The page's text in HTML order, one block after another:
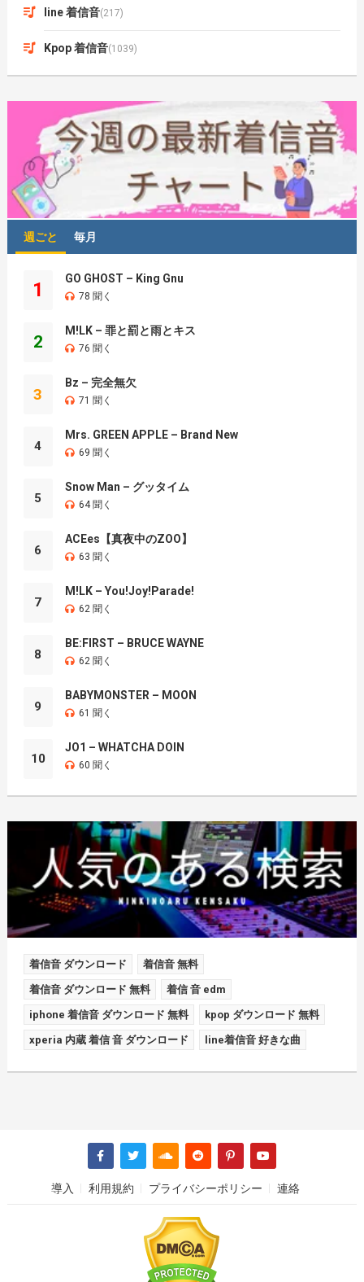
line 着信音(217)
Kpop 着信音(1039)
週ごと 毎月
1
GO GHOST – King Gnu
78 聞く
2
M!LK – 罪と罰と雨とキス
76 聞く
3
Bz – 完全無欠
71 聞く
4
Mrs. GREEN APPLE – Brand New
69 聞く
5
Snow Man – グッタイム
64 聞く
6
ACEes【真夜中のZOO】
63 聞く
7
M!LK – You!Joy!Parade!
62 聞く
8
BE:FIRST – BRUCE WAYNE
62 聞く
9
BABYMONSTER – MOON
61 聞く
10
JO1 – WHATCHA DOIN
60 聞く
着信音 ダウンロード 着信音 無料
着信音 ダウンロード 無料 着信 音 edm
iphone 着信音 ダウンロード 無料 kpop ダウンロード 無料
xperia 内蔵 着信 音 ダウンロード line着信音 好きな曲
導入 利用規約 プライバシーポリシー 連絡